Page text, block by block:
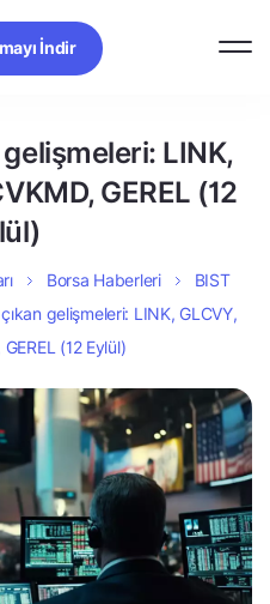
İndir
LINK,
GEREL (12
Borsa Haberleri
BIST
gelişmeleri: LINK, GLCVY,
(12 Eylül)